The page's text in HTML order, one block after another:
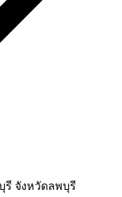
รี จังหวัดลพบุรี